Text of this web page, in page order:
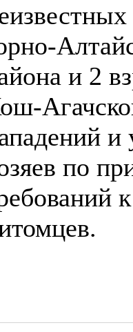
и 2
по